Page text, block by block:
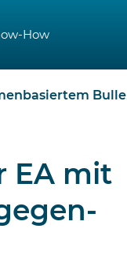
How
gegen-Bären-Indikator
EA mit